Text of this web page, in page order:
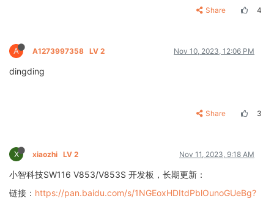
Share 4
A A1273997358 LV 2 Nov 10, 2023, 12:06 PM
dingding
Share 3
X xiaozhi LV 2 Nov 11, 2023, 9:18 AM
小智科技SW116 V853/V853S 开发板，长期更新：
链接： https://pan.baidu.com/s/1NGEoxHDItdPblOunoGUeBg?